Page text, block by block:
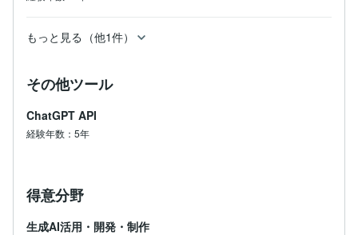
もっと見る（他1件）
その他ツール
ChatGPT API
経験年数：5年
得意分野
生成AI活用・開発・制作